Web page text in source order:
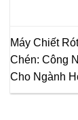
Máy Chiết
Chén: Công
Cho Ngành